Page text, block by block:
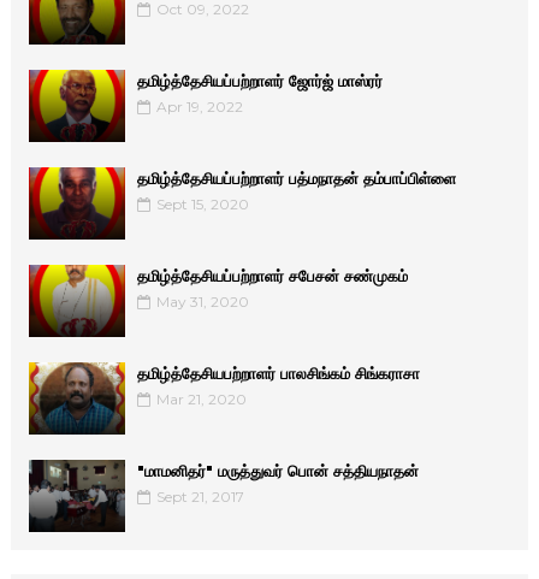
Oct 09, 2022
தமிழ்த்தேசியப்பற்றாளர் ஜோர்ஜ் மாஸ்ரர்
Apr 19, 2022
தமிழ்த்தேசியப்பற்றாளர் பத்மநாதன் தம்பாப்பிள்ளை
Sept 15, 2020
தமிழ்த்தேசியப்பற்றாளர் சபேசன் சண்முகம்
May 31, 2020
தமிழ்த்தேசியபற்றாளர் பாலசிங்கம் சிங்கராசா
Mar 21, 2020
"மாமனிதர்" மருத்துவர் பொன் சத்தியநாதன்
Sept 21, 2017